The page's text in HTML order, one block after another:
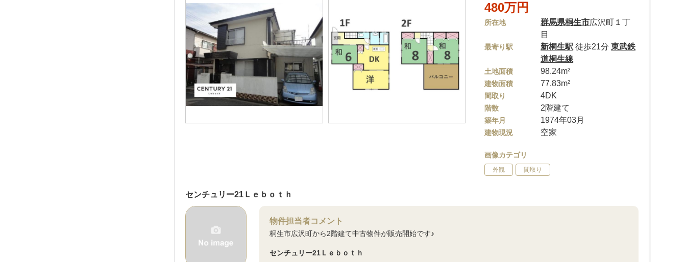
480万円
所在地 群馬県桐生市広沢町１丁
目
最寄り駅 新桐生駅 徒歩21分東武鉄
道桐生線
土地面積 98.24m²
建物面積 77.83m²
間取り 4DK
階数 2階建て
築年月 1974年03月
建物現況 空家
画像カテゴリ
外観 間取り
センチュリー21Ｌｅｂｏｔｈ
物件担当者コメント
桐生市広沢町から2階建て中古物件が販売開始です♪
センチュリー21Ｌｅｂｏｔｈ